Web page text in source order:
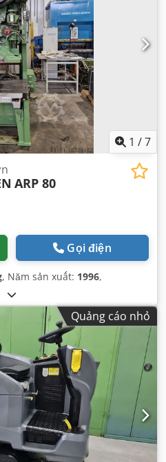
1 /7
ARP 80
Gọi điện
, Năm sản xuất: 1996,
Quảng cáo nhỏ